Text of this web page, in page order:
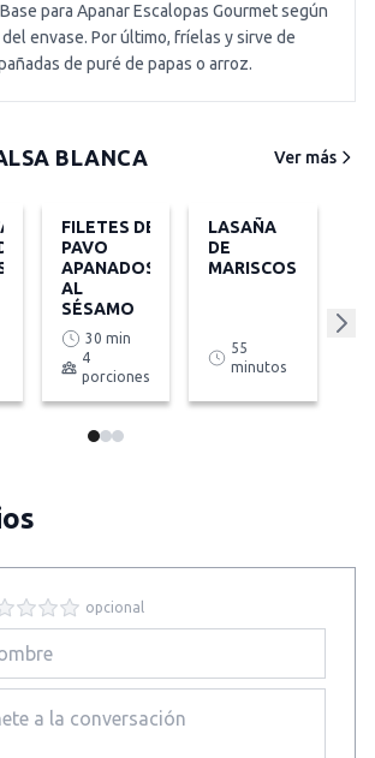
para Apanar Escalopas Gourmet según
envase. Por último, fríelas y sirve de
de puré de papas o arroz.
BLANCA Ver más
FILETES DE
PAVO
APANADOS
AL
SÉSAMO
30 min
4
porciones
LASAÑA
DE
MARISCOS
55
minutos
opcional